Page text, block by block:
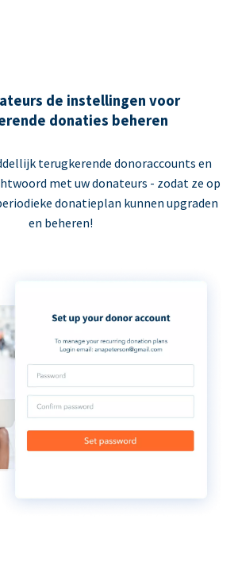
de instellingen voor
donaties beheren
terugkerende donoraccounts en
met uw donateurs - zodat ze op
donatieplan kunnen upgraden
en beheren!